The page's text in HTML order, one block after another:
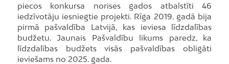
piecos konkursa norises gados atbalstīti 46
iedzīvotāju iesniegtie projekti. Rīga 2019. gadā bija
pirmā pašvaldība Latvijā, kas ieviesa līdzdalības
budžetu. Jaunais Pašvaldību likums paredz, ka
līdzdalības budžets visās pašvaldības obligāti
ieviešams no 2025. gada.